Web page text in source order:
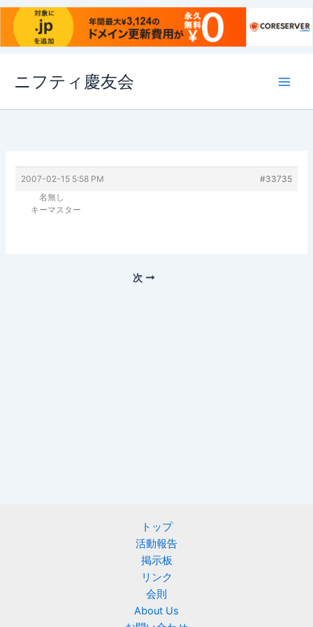
ス
ニフティ慶友会
2007-02-15 5:58 PM
#33735
名無し
キーマスター
次
トップ
活動報告
掲示板
リンク
会則
About Us